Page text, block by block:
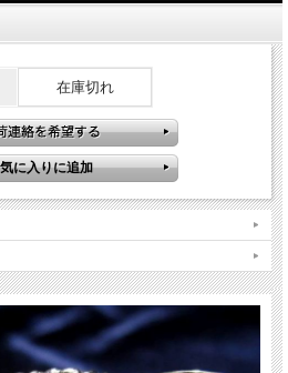
ントが入荷しました。
原石は非常に希少です。
沢な大型原石から彫り出された極上の逸品で
バイトは、他の天然石とは異なる魅力を持
な天然ガラスです。
心にモルダウ河流域で発見されるテクタイト
生まれる石)の一種です。
の熱により地表の岩石や砂が溶けて蒸発し、
れたものだと考えられています。
な癒し、幸運と豊穣のお守りなどといった云
られており、300年程前のヨーロッパでは愛
人に贈り、幸せを誓い合ったと言い伝えられ
在庫切れ